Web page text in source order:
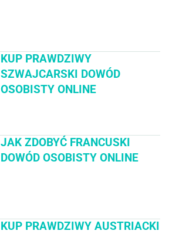
KUP PRAWDZIWY
SZWAJCARSKI DOWÓD
OSOBISTY ONLINE
JAK ZDOBYĆ FRANCUSKI
DOWÓD OSOBISTY ONLINE
KUP PRAWDZIWY AUSTRIACKI